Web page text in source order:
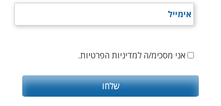
אני מסכימ/ה למדיניות הפרטיות.